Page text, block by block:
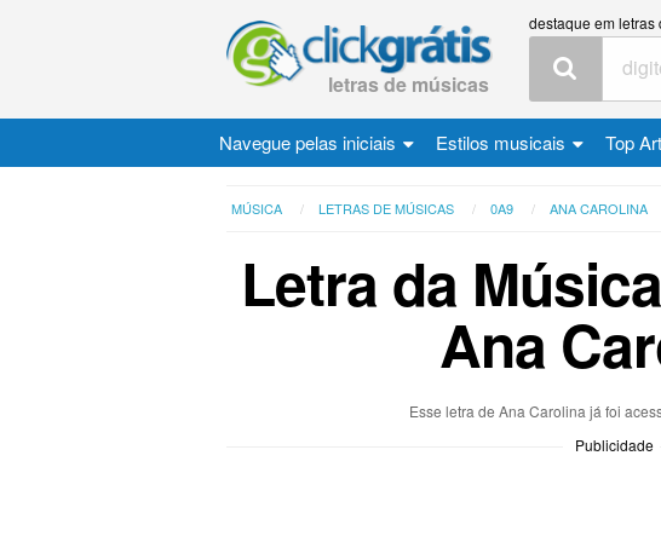
letras de músicas
destaque em letras
Navegue pelas iniciais Estilos musicais Top
MÚSICA LETRAS DE MÚSICAS 0A9 ANA CAROLINA
Letra da
Ana
Esse letra de Ana Carolina já foi
Publicidade